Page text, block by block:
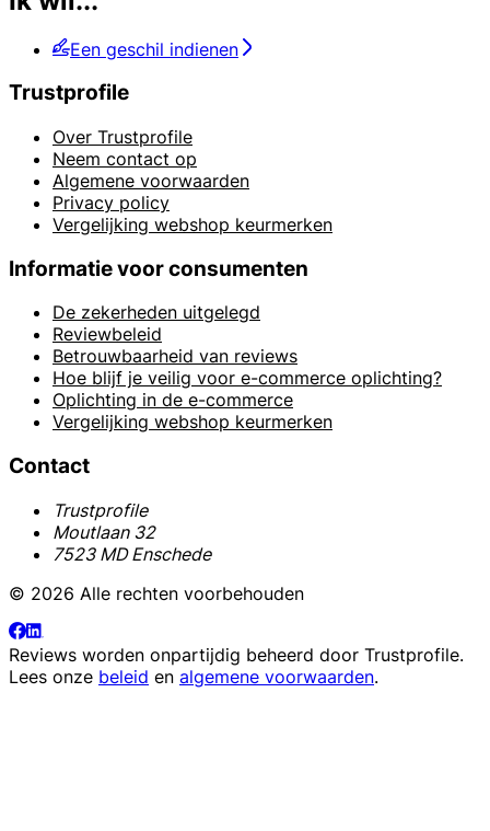
Een geschil indienen
Trustprofile
Over Trustprofile
Neem contact op
Algemene voorwaarden
Privacy policy
Vergelijking webshop keurmerken
Informatie voor consumenten
De zekerheden uitgelegd
Reviewbeleid
Betrouwbaarheid van reviews
Hoe blijf je veilig voor e-commerce oplichting?
Oplichting in de e-commerce
Vergelijking webshop keurmerken
Contact
Trustprofile
Moutlaan 32
7523 MD Enschede
© 2026 Alle rechten voorbehouden
Reviews worden onpartijdig beheerd door Trustprofile.
Lees onze beleid en algemene voorwaarden.